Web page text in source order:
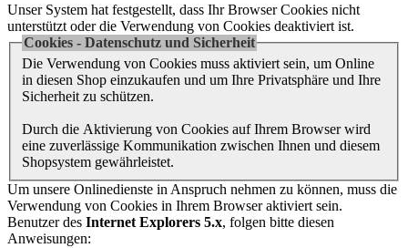
Unser System hat festgestellt, dass Ihr Browser Cookies nicht
unterstützt oder die Verwendung von Cookies deaktiviert ist.
Cookies - Datenschutz und Sicherheit
Die Verwendung von Cookies muss aktiviert sein, um Online
in diesen Shop einzukaufen und um Ihre Privatsphäre und Ihre
Sicherheit zu schützen.
Durch die Aktivierung von Cookies auf Ihrem Browser wird
eine zuverlässige Kommunikation zwischen Ihnen und diesem
Shopsystem gewährleistet.
Um unsere Onlinedienste in Anspruch nehmen zu können, muss die
Verwendung von Cookies in Ihrem Browser aktiviert sein.
Benutzer des Internet Explorers 5.x, folgen bitte diesen
Anweisungen: